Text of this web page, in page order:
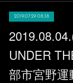
2019.07.29 08:38
UNDER
部市宮野運